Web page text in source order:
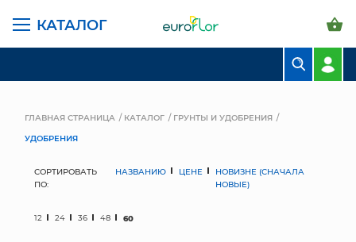
КАТАЛОГ
СВАДЕБНАЯ ФЛОРИСТИКА
ГЛАВНАЯ СТРАНИЦА КАТАЛОГ
ГРУНТЫ И УДОБРЕНИЯ
УДОБРЕНИЯ
СОРТИРОВАТЬ
ПО:
НАЗВАНИЮ ЦЕНЕ
НОВИЗНЕ (СНАЧАЛА
НОВЫЕ)
12 24 36 48 60